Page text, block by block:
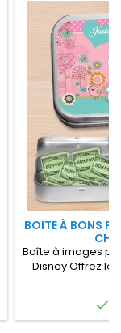
BOITE À BONS
Boîte à images
Disney Offrez le
de motiver
développer de
